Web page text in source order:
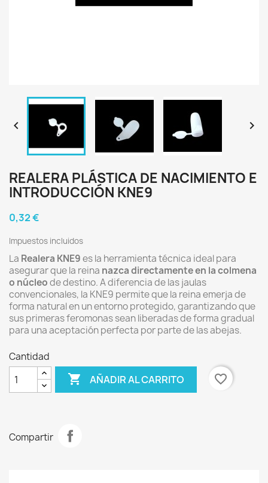
 
REALERA PLÁSTICA DE NACIMIENTO E
INTRODUCCIÓN KNE9
0,32 €
Impuestos incluidos
La Realera KNE9es la herramienta técnica ideal para
asegurar que la reina nazca directamente en la colmena
o núcleode destino. A diferencia de las jaulas
convencionales, la KNE9 permite que la reina emerja de
forma natural en un entorno protegido, garantizando que
sus primeras feromonas sean liberadas de forma gradual
para una aceptación perfecta por parte de las abejas.
Cantidad
 AÑADIR AL CARRITO favorite_border
Compartir